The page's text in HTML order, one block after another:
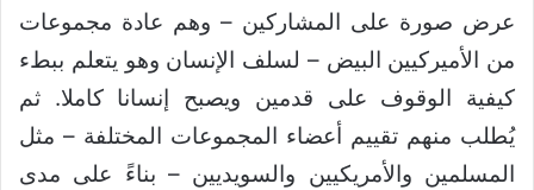
عرض صورة على المشاركين – وهم عادة مجموعات
من الأميركيين البيض – لسلف الإنسان وهو يتعلم ببطء
كيفية الوقوف على قدمين ويصبح إنسانا كاملا. ثم
يُطلب منهم تقييم أعضاء المجموعات المختلفة – مثل
المسلمين والأمريكيين والسويديين – بناءً على مدى